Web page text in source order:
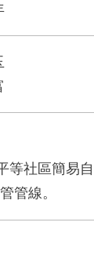
等社區簡易
管線。